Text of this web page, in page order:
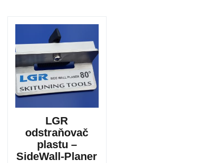
LGR
odstraňovač
plastu –
SideWall-Planer